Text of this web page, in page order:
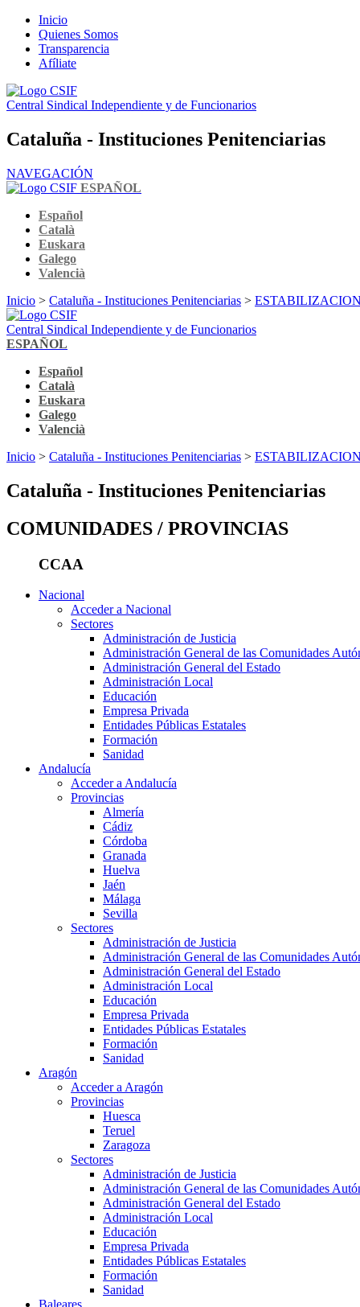
Inicio
Quienes Somos
Transparencia
Afíliate
Central Sindical Independiente y de Funcionarios
Cataluña - Instituciones Penitenciarias
NAVEGACIÓN
ESPAÑOL
Español
Català
Euskara
Galego
Valencià
Inicio > Cataluña - Instituciones Penitenciarias >
Central Sindical Independiente y de Funcionarios
ESPAÑOL
Español
Català
Euskara
Galego
Valencià
Inicio > Cataluña - Instituciones Penitenciarias >
Cataluña - Instituciones Penitenciarias
COMUNIDADES / PROVINCIAS
CCAA
Nacional
Acceder a Nacional
Sectores
Administración de Justicia
Administración General de las Comunidades
Administración General del Estado
Administración Local
Educación
Empresa Privada
Entidades Públicas Estatales
Formación
Sanidad
Andalucía
Acceder a Andalucía
Provincias
Almería
Cádiz
Córdoba
Granada
Huelva
Jaén
Málaga
Sevilla
Sectores
Administración de Justicia
Administración General de las Comunidades
Administración General del Estado
Administración Local
Educación
Empresa Privada
Entidades Públicas Estatales
Formación
Sanidad
Aragón
Acceder a Aragón
Provincias
Huesca
Teruel
Zaragoza
Sectores
Administración de Justicia
Administración General de las Comunidades
Administración General del Estado
Administración Local
Educación
Empresa Privada
Entidades Públicas Estatales
Formación
Sanidad